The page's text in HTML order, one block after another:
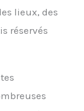
lieux, des
réservés